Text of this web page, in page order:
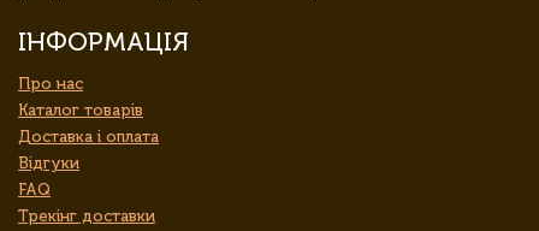
ІНФОРМАЦІЯ
Про нас
Каталог товарів
Доставка і оплата
Відгуки
FAQ
Трекінг доставки